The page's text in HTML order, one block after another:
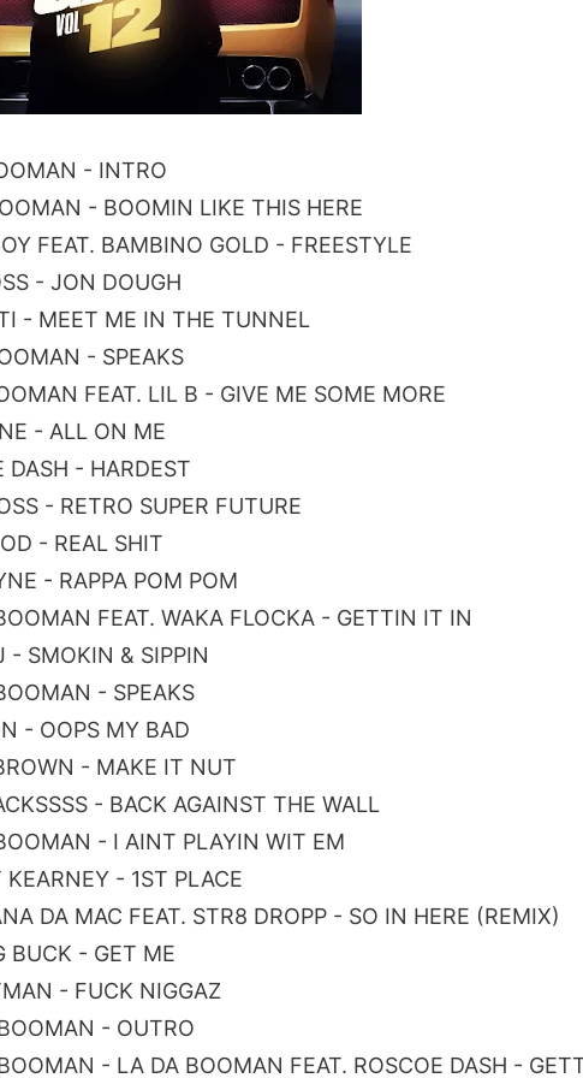
- INTRO
- BOOMIN LIKE THIS HERE
FEAT. BAMBINO GOLD - FREESTYLE
- JON DOUGH
- MEET ME IN THE TUNNEL
- SPEAKS
FEAT. LIL B - GIVE ME SOME MORE
- ALL ON ME
DASH - HARDEST
- RETRO SUPER FUTURE
- REAL SHIT
- RAPPA POM POM
FEAT. WAKA FLOCKA - GETTIN IT IN
- SMOKIN & SIPPIN
- SPEAKS
- OOPS MY BAD
- MAKE IT NUT
- BACK AGAINST THE WALL
- I AINT PLAYIN WIT EM
- 1ST PLACE
DA MAC FEAT. STR8 DROPP - SO IN HERE (REMIX)
BUCK - GET ME
- FUCK NIGGAZ
- OUTRO
- LA DA BOOMAN FEAT. ROSCOE DASH -